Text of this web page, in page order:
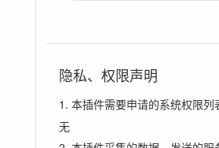
隐私、权限声明
1. 本插件需要申请的系统权限列
无